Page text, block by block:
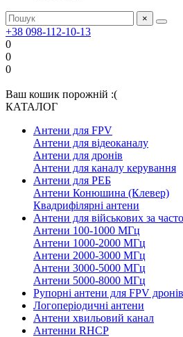
×
+38 098-112-10-13
0
0
0
Ваш кошик порожній :(
КАТАЛОГ
Антени для FPV
Антени для відеоканалу
Антени для дронів
Антени для каналу керування
Антени для РЕБ
Антени Конюшина (Клевер)
Квадрифілярні антени
Антени для військових за
Антени 100-1000 МГц
Антени 1000-2000 МГц
Антени 2000-3000 МГц
Антени 3000-5000 МГц
Антени 5000-8000 МГц
Рупорні антени для FPV дронів
Логоперіодичні антени
Антени хвильовий канал
Антенни RHCP